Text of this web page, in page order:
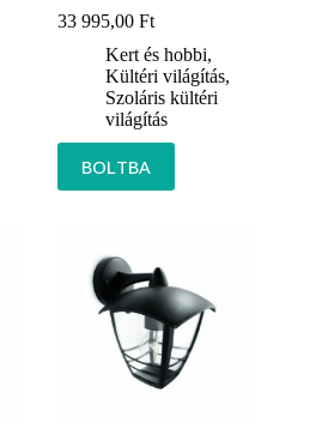
33 995,00Ft
Kert és hobbi,
Kültéri világítás,
Szoláris kültéri
világítás
BOLTBA